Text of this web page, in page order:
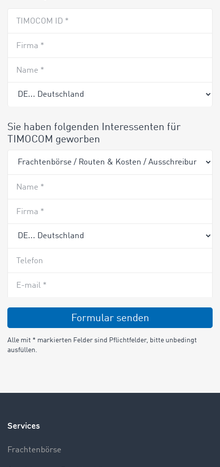
TIMOCOM ID *
Firma *
Name *
Sie haben folgenden Interessenten für
TIMOCOM geworben
Name *
Firma *
Telefon
E-mail *
Formular senden
Alle mit * markierten Felder sind Pflichtfelder, bitte unbedingt
ausfüllen.
Services
Frachtenbörse